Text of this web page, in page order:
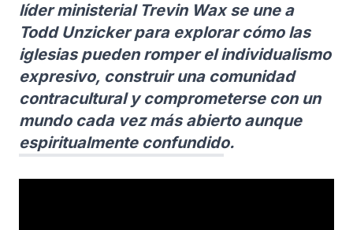
líder ministerial Trevin Wax se une a
Todd Unzicker para explorar cómo las
iglesias pueden romper el individualismo
expresivo, construir una comunidad
contracultural y comprometerse con un
mundo cada vez más abierto aunque
espiritualmente confundido.